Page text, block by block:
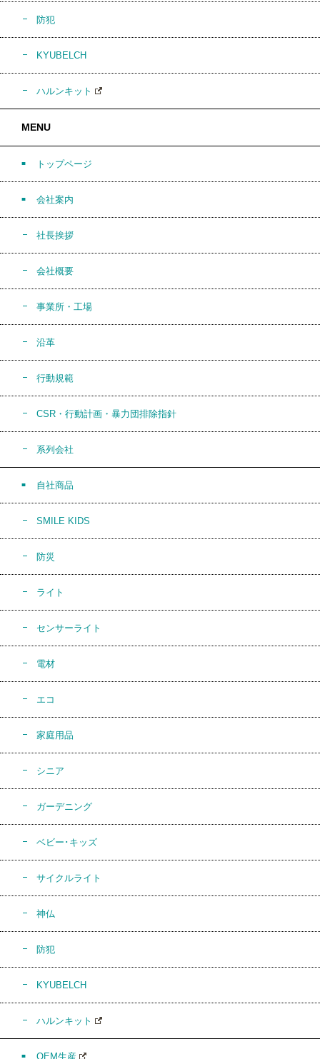
防犯
KYUBELCH
ハルンキット
MENU
トップページ
会社案内
社長挨拶
会社概要
事業所・工場
沿革
行動規範
CSR・行動計画・暴力団排除指針
系列会社
自社商品
SMILE KIDS
防災
ライト
センサーライト
電材
エコ
家庭用品
シニア
ガーデニング
ベビー･キッズ
サイクルライト
神仏
防犯
KYUBELCH
ハルンキット
OEM生産